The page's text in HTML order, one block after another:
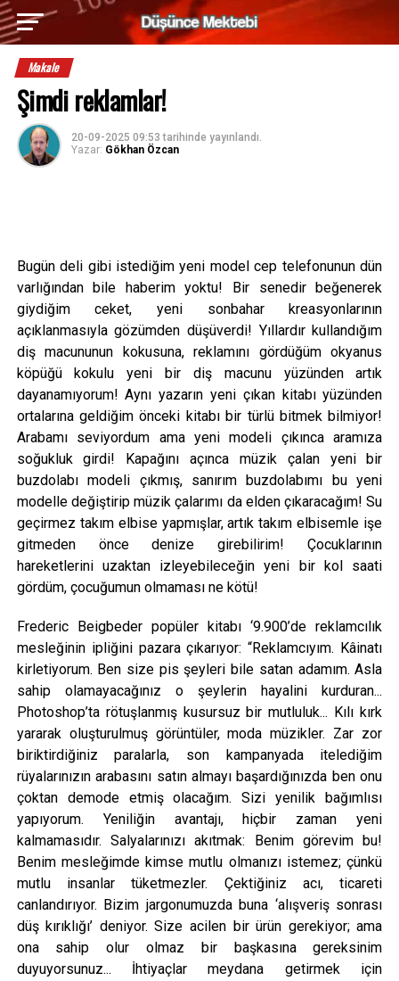
Makale
Şimdi reklamlar!
20-09-2025 09:53 tarihinde yayınlandı.
Yazar: Gökhan Özcan
Bugün deli gibi istediğim yeni model cep telefonunun dün
varlığından bile haberim yoktu! Bir senedir beğenerek
giydiğim ceket, yeni sonbahar kreasyonlarının
açıklanmasıyla gözümden düşüverdi! Yıllardır kullandığım
diş macununun kokusuna, reklamını gördüğüm okyanus
köpüğü kokulu yeni bir diş macunu yüzünden artık
dayanamıyorum! Aynı yazarın yeni çıkan kitabı yüzünden
ortalarına geldiğim önceki kitabı bir türlü bitmek bilmiyor!
Arabamı seviyordum ama yeni modeli çıkınca aramıza
soğukluk girdi! Kapağını açınca müzik çalan yeni bir
buzdolabı modeli çıkmış, sanırım buzdolabımı bu yeni
modelle değiştirip müzik çalarımı da elden çıkaracağım! Su
geçirmez takım elbise yapmışlar, artık takım elbisemle işe
gitmeden önce denize girebilirim! Çocuklarının
hareketlerini uzaktan izleyebileceğin yeni bir kol saati
gördüm, çocuğumun olmaması ne kötü!
Frederic Beigbeder popüler kitabı ‘9.900’de reklamcılık
mesleğinin ipliğini pazara çıkarıyor: “Reklamcıyım. Kâinatı
kirletiyorum. Ben size pis şeyleri bile satan adamım. Asla
sahip olamayacağınız o şeylerin hayalini kurduran...
Photoshop’ta rötuşlanmış kusursuz bir mutluluk... Kılı kırk
yararak oluşturulmuş görüntüler, moda müzikler. Zar zor
biriktirdiğiniz paralarla, son kampanyada itelediğim
rüyalarınızın arabasını satın almayı başardığınızda ben onu
çoktan demode etmiş olacağım. Sizi yenilik bağımlısı
yapıyorum. Yeniliğin avantajı, hiçbir zaman yeni
kalmamasıdır. Salyalarınızı akıtmak: Benim görevim bu!
Benim mesleğimde kimse mutlu olmanızı istemez; çünkü
mutlu insanlar tüketmezler. Çektiğiniz acı, ticareti
canlandırıyor. Bizim jargonumuzda buna ‘alışveriş sonrası
düş kırıklığı’ deniyor. Size acilen bir ürün gerekiyor; ama
ona sahip olur olmaz bir başkasına gereksinim
duyuyorsunuz... İhtiyaçlar meydana getirmek için